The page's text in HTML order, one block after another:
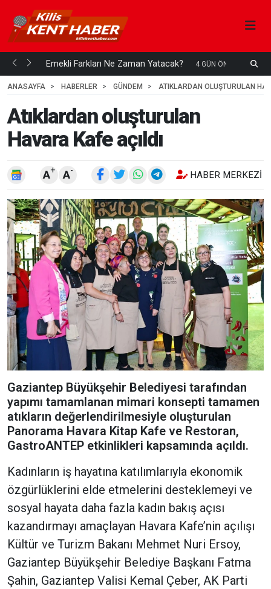
mi... Emekli Farkları Ne Zaman Yatacak? 4 GÜN ÖNCE
ANASAYFA
HABERLER GÜNDEM ATIKLARDAN OLUŞTURULAN
Atıklardan oluşturulan
Havara Kafe açıldı
A+ A- HABER MERKEZI
Gaziantep Büyükşehir Belediyesi tarafından
yapımı tamamlanan mimari konsepti tamamen
atıkların değerlendirilmesiyle oluşturulan
Panorama Havara Kitap Kafe ve Restoran,
GastroANTEP etkinlikleri kapsamında açıldı.
Kadınların iş hayatına katılımlarıyla ekonomik
özgürlüklerini elde etmelerini desteklemeyi ve
sosyal hayata daha fazla kadın bakış açısı
kazandırmayı amaçlayan Havara Kafe’nin açılışı
Kültür ve Turizm Bakanı Mehmet Nuri Ersoy,
Gaziantep Büyükşehir Belediye Başkanı Fatma
Şahin, Gaziantep Valisi Kemal Çeber, AK Parti